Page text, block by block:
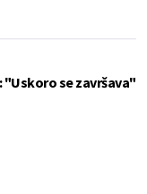
"Uskoro se završava"